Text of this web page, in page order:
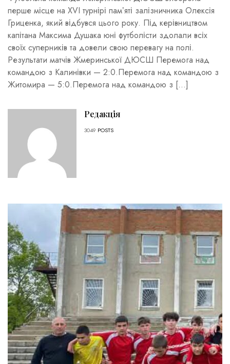
перше місце на XVI турнірі памʼяті залізничника Олексія
Гриценка, який відбувся цього року. Під керівництвом
капітана Максима Душака юні футболісти здолали всіх
своїх суперників та довели свою перевагу на полі.
Результати матчів Жмеринської ДЮСШ Перемога над
командою з Калинівки — 2:0.Перемога над командою з
Житомира — 5:0.Перемога над командою з […]
Редакція
3049 POSTS